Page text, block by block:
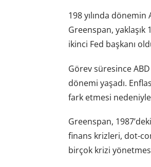
198 yılında dönemin
Greenspan,
ikinci Fed başkanı
Görev süresince
dönemi yaşadı.
fark etmesi
Greenspan,
finans krizleri, dot-
birçok krizi